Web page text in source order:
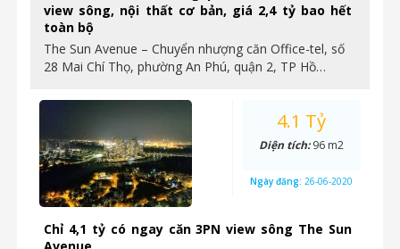
view sông, nội thất cơ bản, giá 2,4 tỷ bao hết
toàn bộ
The Sun Avenue – Chuyển nhượng căn Office-tel, số
28 Mai Chí Thọ, phường An Phú, quận 2, TP Hồ…
Chỉ 4,1 tỷ có ngay căn 3PN view sông The Sun
4.1 Tỷ
Diện tích:96 m2
Ngày đăng: 26-06-2020